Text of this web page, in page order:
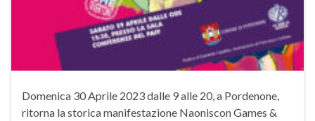
Domenica 30 Aprile 2023 dalle 9 alle 20, a Pordenone,
ritorna la storica manifestazione Naoniscon Games &